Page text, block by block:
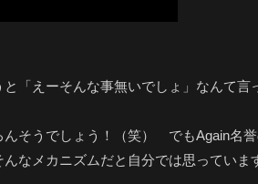
「えーそんな事無いでしょ」なんて
うでしょう！（笑） でもAgain名
なメカニズムだと自分では思っていま